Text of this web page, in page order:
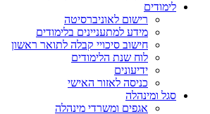
לימודים
רישום לאוניברסיטה
מידע למתעניינים בלימודים
חישוב סיכויי קבלה לתואר ראשון
לוח שנת הלימודים
ידיעונים
כניסה לאזור האישי
סגל ומינהלה
אגפים ומשרדי מינהלה